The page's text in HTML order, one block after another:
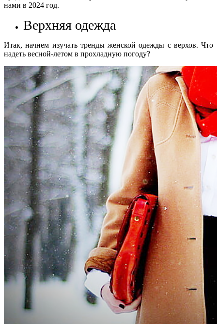
нами в 2024 год.
Верхняя одежда
Итак, начнем изучать тренды женской одежды с верхов. Что
надеть весной-летом в прохладную погоду?